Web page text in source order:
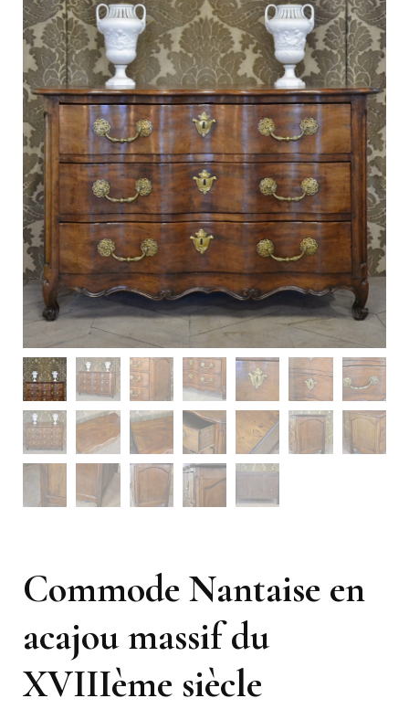
Commode Nantaise en
acajou massif du
XVIIIème siècle